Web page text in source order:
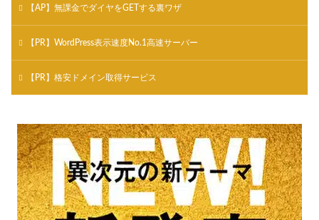
【AP】無課金でダイヤをGETする裏ワザ
【PR】WordPress表示速度No.1高速サーバー
【PR】格安ドメイン取得サービス